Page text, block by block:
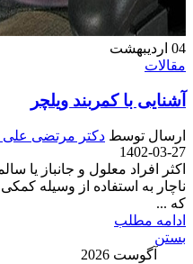
04 اردیبهشت
مقالات
آشنایی با کمربند ویلچر
ارسال توسط دکتر مرتضی
1402-03-27
اکثر افراد معلول و جانباز یا
ناچار به استفاده از وسیله کمکی
که ...
ادامه مطلب
بستن
آگوست 2026